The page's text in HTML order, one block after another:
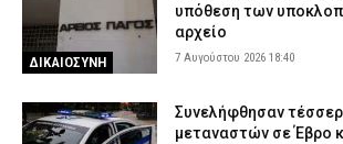
ΔΙΚΑΙΟΣΥΝΗ
υπόθεση των
αρχείο
7 Αυγούστου 2026 18:40
Συνελήφθησαν
μεταναστών σε Έβρο